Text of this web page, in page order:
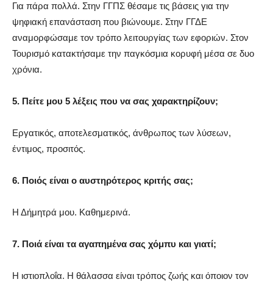
Για πάρα πολλά. Στην ΓΓΠΣ θέσαμε τις βάσεις για την
ψηφιακή επανάσταση που βιώνουμε. Στην ΓΓΔΕ
αναμορφώσαμε τον τρόπο λειτουργίας των εφοριών. Στον
Τουρισμό κατακτήσαμε την παγκόσμια κορυφή μέσα σε δυο
χρόνια.
5. Πείτε μου 5 λέξεις που να σας χαρακτηρίζουν;
Εργατικός, αποτελεσματικός, άνθρωπος των λύσεων,
έντιμος, προσιτός.
6. Ποιός είναι ο αυστηρότερος κριτής σας;
Η Δήμητρά μου. Καθημερινά.
7. Ποιά είναι τα αγαπημένα σας χόμπυ και γιατί;
Η ιστιοπλοΐα. Η θάλασσα είναι τρόπος ζωής και όποιον τον